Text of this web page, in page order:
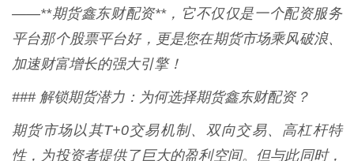
——**期货鑫东财配资**，它不仅仅是一个配资服务
平台那个股票平台好，更是您在期货市场乘风破浪、
加速财富增长的强大引擎！
### 解锁期货潜力：为何选择期货鑫东财配资？
期货市场以其T+0交易机制、双向交易、高杠杆特
性，为投资者提供了巨大的盈利空间。但与此同时，